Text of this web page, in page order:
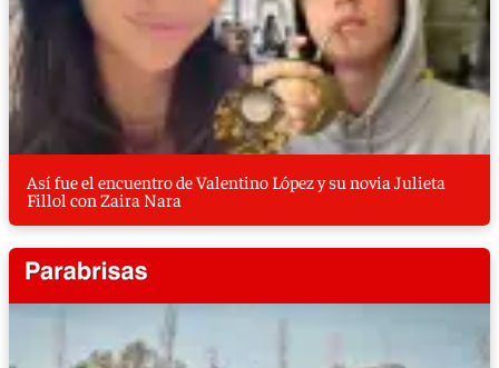
Así fue el encuentro de Valentino López y su novia Julieta
Fillol con Zaira Nara